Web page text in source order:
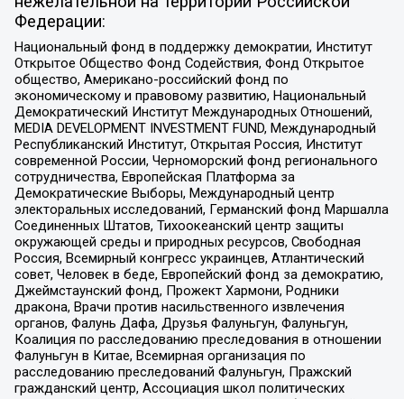
Федерации:
Национальный фонд в поддержку демократии, Институт
Открытое Общество Фонд Содействия, Фонд Открытое
общество, Американо-российский фонд по
экономическому и правовому развитию, Национальный
Демократический Институт Международных Отношений,
MEDIA DEVELOPMENT INVESTMENT FUND, Международный
Республиканский Институт, Открытая Россия, Институт
современной России, Черноморский фонд регионального
сотрудничества, Европейская Платформа за
Демократические Выборы, Международный центр
электоральных исследований, Германский фонд Маршалла
Соединенных Штатов, Тихоокеанский центр защиты
окружающей среды и природных ресурсов, Свободная
Россия, Всемирный конгресс украинцев, Атлантический
совет, Человек в беде, Европейский фонд за демократию,
Джеймстаунский фонд, Прожект Хармони, Родники
дракона, Врачи против насильственного извлечения
органов, Фалунь Дафа, Друзья Фалуньгун, Фалуньгун,
Коалиция по расследованию преследования в отношении
Фалуньгун в Китае, Всемирная организация по
расследованию преследований Фалуньгун, Пражский
гражданский центр, Ассоциация школ политических